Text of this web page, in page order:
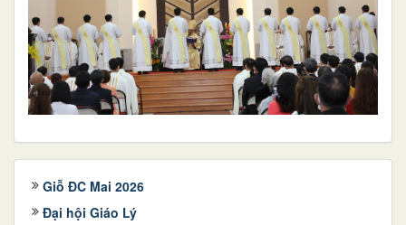
Giỗ ĐC Mai 2026
Đại hội Giáo Lý